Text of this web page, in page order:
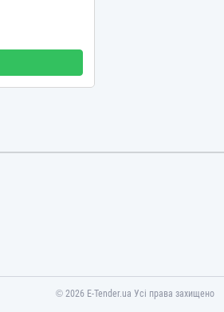
© 2026 E-Tender.ua Усі права захищено